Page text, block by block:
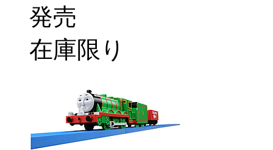
発売
在庫限り